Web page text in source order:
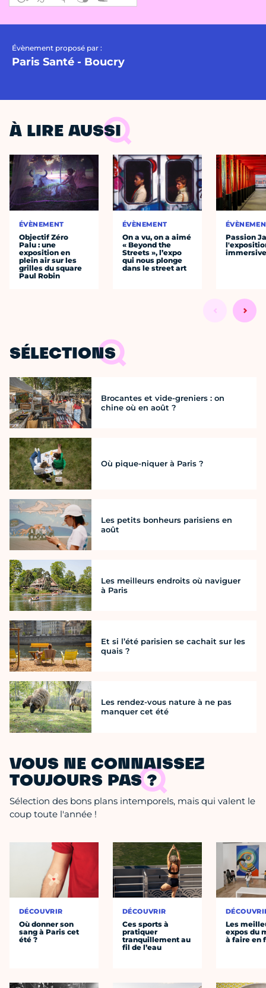
Évènement proposé par :
Paris Santé - Boucry
À LIRE AUSSI
ÉVÈNEMENT
Objectif Zéro
Palu : une
exposition en
plein air sur les
grilles du square
Paul Robin
ÉVÈNEMENT
On a vu, on a aimé
« Beyond the
Streets », l’expo
qui nous plonge
dans le street art
Passion
SÉLECTIONS
Brocantes et vide-greniers : on
chine où en août ?
Où pique-niquer à Paris ?
Les petits bonheurs parisiens en
août
Les meilleurs endroits où naviguer
à Paris
Et si l’été parisien se cachait sur les
quais ?
Les rendez-vous nature à ne pas
manquer cet été
VOUS NE CONNAISSEZ
TOUJOURS PAS ?
Sélection des bons plans intemporels, mais qui valent le
coup toute l'année !
DÉCOUVRIR
Où donner son
sang à Paris cet
été ?
DÉCOUVRIR
Ces sports à
pratiquer
tranquillement au
fil de l’eau
Les
expos du
à faire en